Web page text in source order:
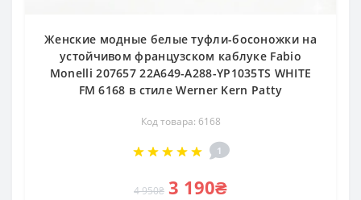
Женские модные белые туфли-босоножки на
устойчивом французском каблуке Fabio
Monelli 207657 22A649-A288-YP1035TS WHITE
FM 6168 в стиле Werner Kern Patty
Код товара: 6168
1
4 950₴ 3 190₴